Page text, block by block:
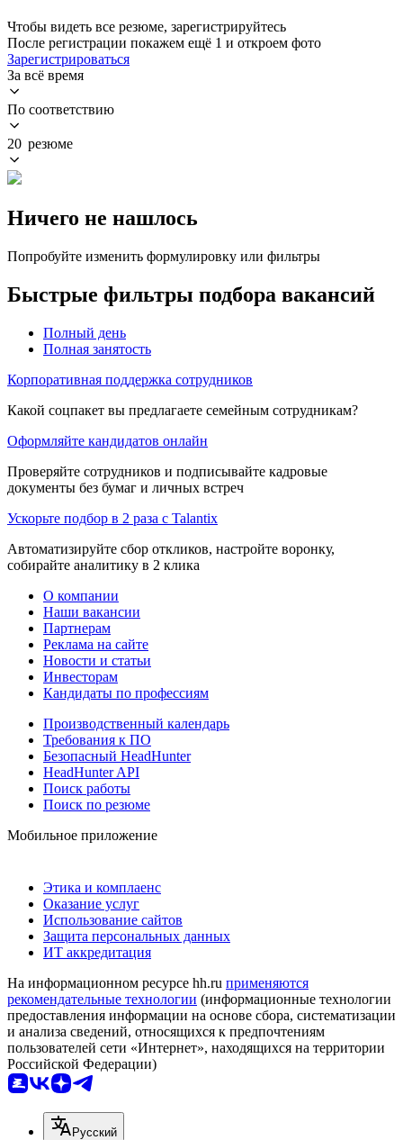
Чтобы видеть все резюме, зарегистрируйтесь
После регистрации покажем ещё 1 и откроем фото
Зарегистрироваться
За всё время
По соответствию
20 резюме
Ничего не нашлось
Попробуйте изменить формулировку или фильтры
Быстрые фильтры подбора вакансий
Полный день
Полная занятость
Корпоративная поддержка сотрудников
Какой соцпакет вы предлагаете семейным сотрудникам?
Оформляйте кандидатов онлайн
Проверяйте сотрудников и подписывайте кадровые
документы без бумаг и личных встреч
Ускорьте подбор в 2 раза с Talantix
Автоматизируйте сбор откликов, настройте воронку,
собирайте аналитику в 2 клика
О компании
Наши вакансии
Партнерам
Реклама на сайте
Новости и статьи
Инвесторам
Кандидаты по профессиям
Производственный календарь
Требования к ПО
Безопасный HeadHunter
HeadHunter API
Поиск работы
Поиск по резюме
Мобильное приложение
Этика и комплаенс
Оказание услуг
Использование сайтов
Защита персональных данных
ИТ аккредитация
На информационном ресурсе hh.ru применяются
рекомендательные технологии (информационные технологии
предоставления информации на основе сбора, систематизации
и анализа сведений, относящихся к предпочтениям
пользователей сети «Интернет», находящихся на территории
Российской Федерации)
Русский